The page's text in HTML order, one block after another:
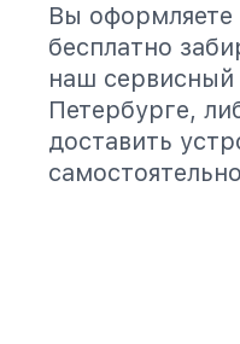
Вы оформляете
бесплатно
наш
Петербурге,
доставить
самостоятельно